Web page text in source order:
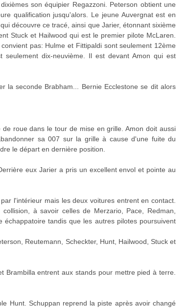
son équipier Regazzoni. Peterson obtient une
qualification jusqu'alors. Le jeune Auvergnat est en
découvre ce tracé, ainsi que Jarier, étonnant sixième
Stuck et Hailwood qui est le premier pilote McLaren.
pas: Hulme et Fittipaldi sont seulement 12ème
dix-neuvième. Il est devant Amon qui est
la seconde Brabham... Bernie Ecclestone se dit alors
roue dans le tour de mise en grille. Amon doit aussi
sa 007 sur la grille à cause d'une fuite du
le départ en dernière position.
eux Jarier a pris un excellent envol et pointe au
l'intérieur mais les deux voitures entrent en contact.
à savoir celles de Merzario, Pace, Redman,
tandis que les autres pilotes poursuivent
Reutemann, Scheckter, Hunt, Hailwood, Stuck et
entrent aux stands pour mettre pied à terre.
Hunt. Schuppan reprend la piste après avoir changé